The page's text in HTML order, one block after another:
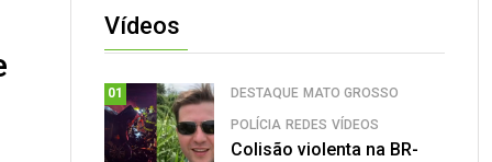
Vídeos
01 DESTAQUE MATO GROSSO
POLÍCIA REDES VÍDEOS
Colisão violenta na BR-